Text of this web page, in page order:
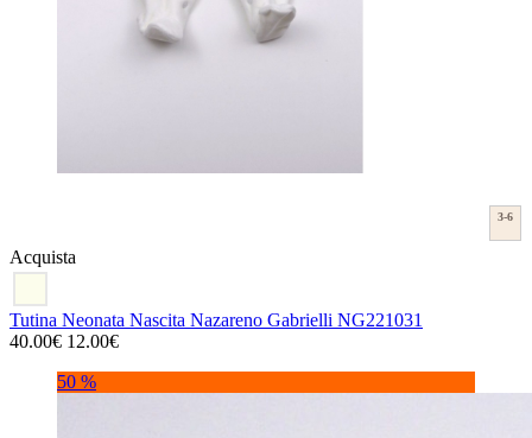
3-6
Acquista
Tutina Neonata Nascita Nazareno Gabrielli NG221031
40.00€ 12.00€
50 %